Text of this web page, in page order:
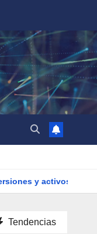
El masaje
Tendencias